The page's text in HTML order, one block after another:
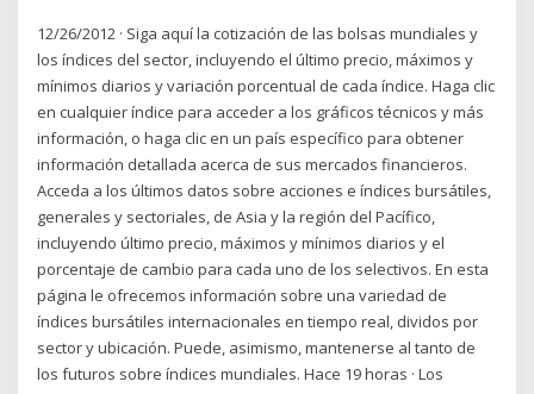
12/26/2012 · Siga aquí la cotización de las bolsas mundiales y
los índices del sector, incluyendo el último precio, máximos y
mínimos diarios y variación porcentual de cada índice. Haga clic
en cualquier índice para acceder a los gráficos técnicos y más
información, o haga clic en un país específico para obtener
información detallada acerca de sus mercados financieros.
Acceda a los últimos datos sobre acciones e índices bursátiles,
generales y sectoriales, de Asia y la región del Pacífico,
incluyendo último precio, máximos y mínimos diarios y el
porcentaje de cambio para cada uno de los selectivos. En esta
página le ofrecemos información sobre una variedad de
índices bursátiles internacionales en tiempo real, dividos por
sector y ubicación. Puede, asimismo, mantenerse al tanto de
los futuros sobre índices mundiales. Hace 19 horas · Los